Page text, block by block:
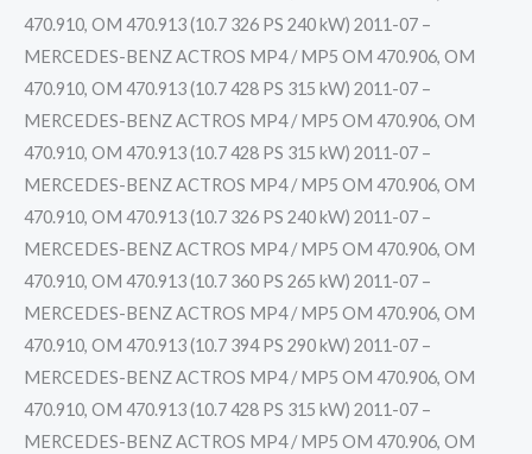
470.910, OM 470.913 (10.7 326 PS 240 kW) 2011-07 –
MERCEDES-BENZ ACTROS MP4 / MP5 OM 470.906, OM
470.910, OM 470.913 (10.7 428 PS 315 kW) 2011-07 –
MERCEDES-BENZ ACTROS MP4 / MP5 OM 470.906, OM
470.910, OM 470.913 (10.7 428 PS 315 kW) 2011-07 –
MERCEDES-BENZ ACTROS MP4 / MP5 OM 470.906, OM
470.910, OM 470.913 (10.7 326 PS 240 kW) 2011-07 –
MERCEDES-BENZ ACTROS MP4 / MP5 OM 470.906, OM
470.910, OM 470.913 (10.7 360 PS 265 kW) 2011-07 –
MERCEDES-BENZ ACTROS MP4 / MP5 OM 470.906, OM
470.910, OM 470.913 (10.7 394 PS 290 kW) 2011-07 –
MERCEDES-BENZ ACTROS MP4 / MP5 OM 470.906, OM
470.910, OM 470.913 (10.7 428 PS 315 kW) 2011-07 –
MERCEDES-BENZ ACTROS MP4 / MP5 OM 470.906, OM